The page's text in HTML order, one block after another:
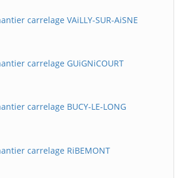
carrelage VAiLLY-SUR-AiSNE
carrelage GUiGNiCOURT
carrelage BUCY-LE-LONG
carrelage RiBEMONT